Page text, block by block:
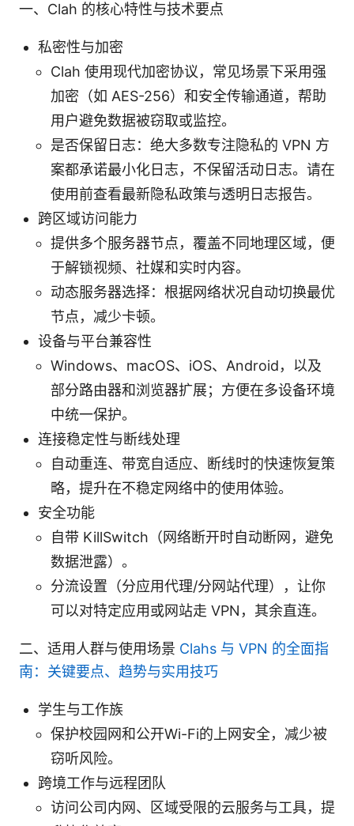
一、Clah 的核心特性与技术要点
私密性与加密
Clah 使用现代加密协议，常见场景下采用强
加密（如 AES-256）和安全传输通道，帮助
用户避免数据被窃取或监控。
是否保留日志：绝大多数专注隐私的 VPN 方
案都承诺最小化日志，不保留活动日志。请在
使用前查看最新隐私政策与透明日志报告。
跨区域访问能力
提供多个服务器节点，覆盖不同地理区域，便
于解锁视频、社媒和实时内容。
动态服务器选择：根据网络状况自动切换最优
节点，减少卡顿。
设备与平台兼容性
Windows、macOS、iOS、Android，以及
部分路由器和浏览器扩展；方便在多设备环境
中统一保护。
连接稳定性与断线处理
自动重连、带宽自适应、断线时的快速恢复策
略，提升在不稳定网络中的使用体验。
安全功能
自带 KillSwitch（网络断开时自动断网，避免
数据泄露）。
分流设置（分应用代理/分网站代理），让你
可以对特定应用或网站走 VPN，其余直连。
二、适用人群与使用场景 Clahs 与 VPN 的全面指
南：关键要点、趋势与实用技巧
学生与工作族
保护校园网和公开Wi-Fi的上网安全，减少被
窃听风险。
跨境工作与远程团队
访问公司内网、区域受限的云服务与工具，提